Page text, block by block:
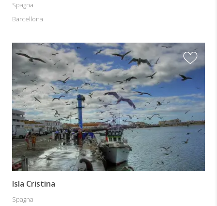
Spagna
Barcellona
Isla Cristina
Spagna